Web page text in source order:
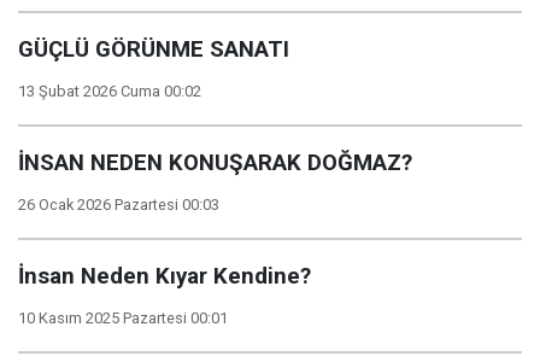
GÜÇLÜ GÖRÜNME SANATI
13 Şubat 2026 Cuma 00:02
İNSAN NEDEN KONUŞARAK DOĞMAZ?
26 Ocak 2026 Pazartesi 00:03
İnsan Neden Kıyar Kendine?
10 Kasım 2025 Pazartesi 00:01